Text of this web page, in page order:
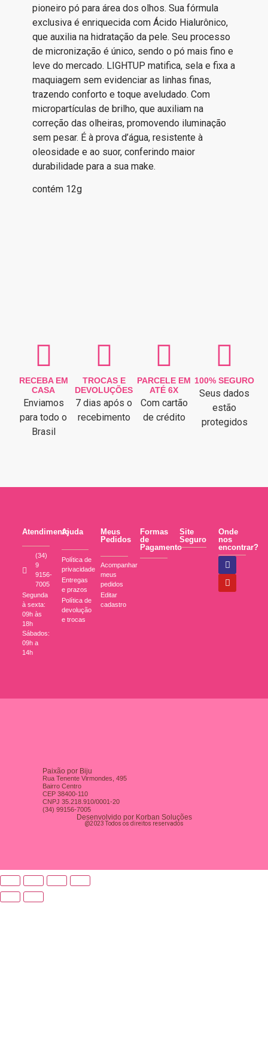
pioneiro pó para área dos olhos. Sua fórmula
exclusiva é enriquecida com Ácido Hialurônico,
que auxilia na hidratação da pele. Seu processo
de micronização é único, sendo o pó mais fino e
leve do mercado. LIGHTUP matifica, sela e fixa a
maquiagem sem evidenciar as linhas finas,
trazendo conforto e toque aveludado. Com
micropartículas de brilho, que auxiliam na
correção das olheiras, promovendo iluminação
sem pesar. É à prova d’água, resistente à
oleosidade e ao suor, conferindo maior
durabilidade para a sua make.
contém 12g
RECEBA EM
CASA
Enviamos
para todo o
Brasil
TROCAS E
DEVOLUÇÕES
7 dias após o
recebimento
PARCELE EM
ATÉ 6X
Com cartão
de crédito
100% SEGURO
Seus dados
estão
protegidos
Atendimento
(34)
9
9156-
7005
Segunda
à sexta:
09h às
18h
Sábados:
09h a
14h
Ajuda
Política de
privacidade
Entregas
e prazos
Política de
devolução
e trocas
Meus
Pedidos
Acompanhar
meus
pedidos
Editar
cadastro
Formas
de
Pagamento
Site
Seguro
Onde
nos
encontrar?
Paixão por Biju
Rua Tenente Virmondes, 495
Bairro Centro
CEP 38400-110
CNPJ 35.218.910/0001-20
(34) 99156-7005
Desenvolvido por Korban Soluções
@2023 Todos os direitos reservados